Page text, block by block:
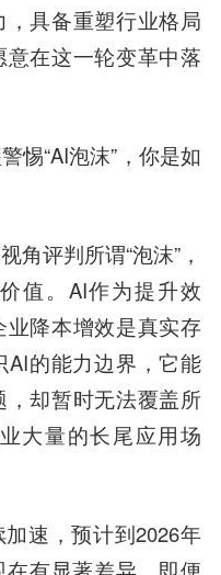
具备重塑行业格局
在这一轮变革中落
惕“AI泡沫”，你是如
角评判所谓“泡沫”，
值。AI作为提升效
降本增效是真实存
的能力边界，它能
却暂时无法覆盖所
大量的长尾应用场
速，预计到2026年